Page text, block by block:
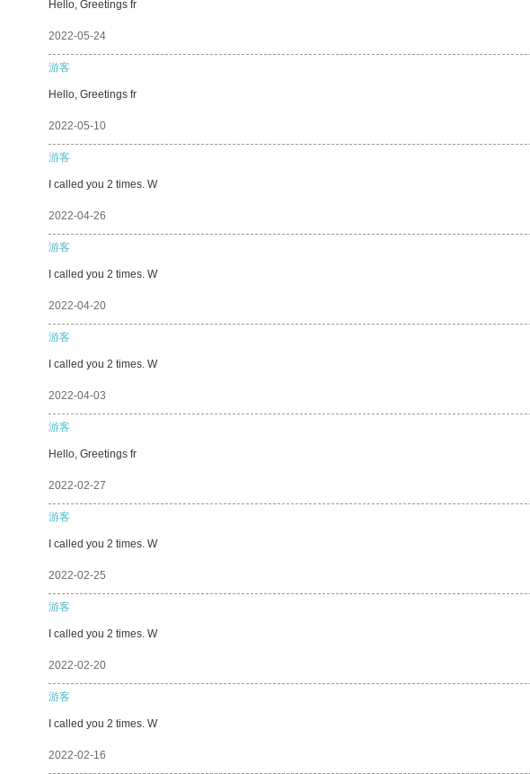
Hello, Greetings fr
2022-05-24
游客
Hello, Greetings fr
2022-05-10
游客
I called you 2 times. W
2022-04-26
游客
I called you 2 times. W
2022-04-20
游客
I called you 2 times. W
2022-04-03
游客
Hello, Greetings fr
2022-02-27
游客
I called you 2 times. W
2022-02-25
游客
I called you 2 times. W
2022-02-20
游客
I called you 2 times. W
2022-02-16